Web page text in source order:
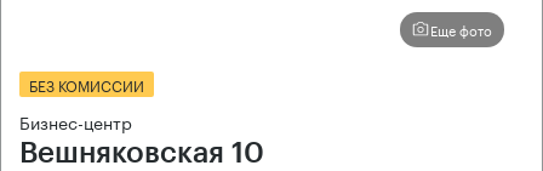
Еще фото
БЕЗ КОМИССИИ
Бизнес-центр
Вешняковская 10